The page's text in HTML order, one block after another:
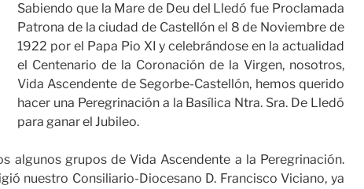
Sabiendo que la Mare de Deu del Lledó fue Proclamada
Patrona de la ciudad de Castellón el 8 de Noviembre de
1922 por el Papa Pio XI y celebrándose en la actualidad
el Centenario de la Coronación de la Virgen, nosotros,
Vida Ascendente de Segorbe-Castellón, hemos querido
hacer una Peregrinación a la Basílica Ntra. Sra. De Lledó
para ganar el Jubileo.
algunos grupos de Vida Ascendente a la Peregrinación.
nuestro Consiliario-Diocesano D. Francisco Viciano, ya